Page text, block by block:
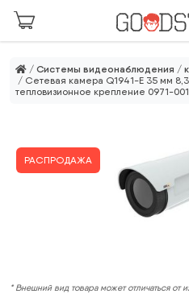
Перейти к основному
/ Системы видеонаблюдения /
/ Сетевая камера Q1941-E 35 мм
тепловизионное крепление 0971-001
РАСПРОДАЖА
* Внешний вид товара может отличаться от